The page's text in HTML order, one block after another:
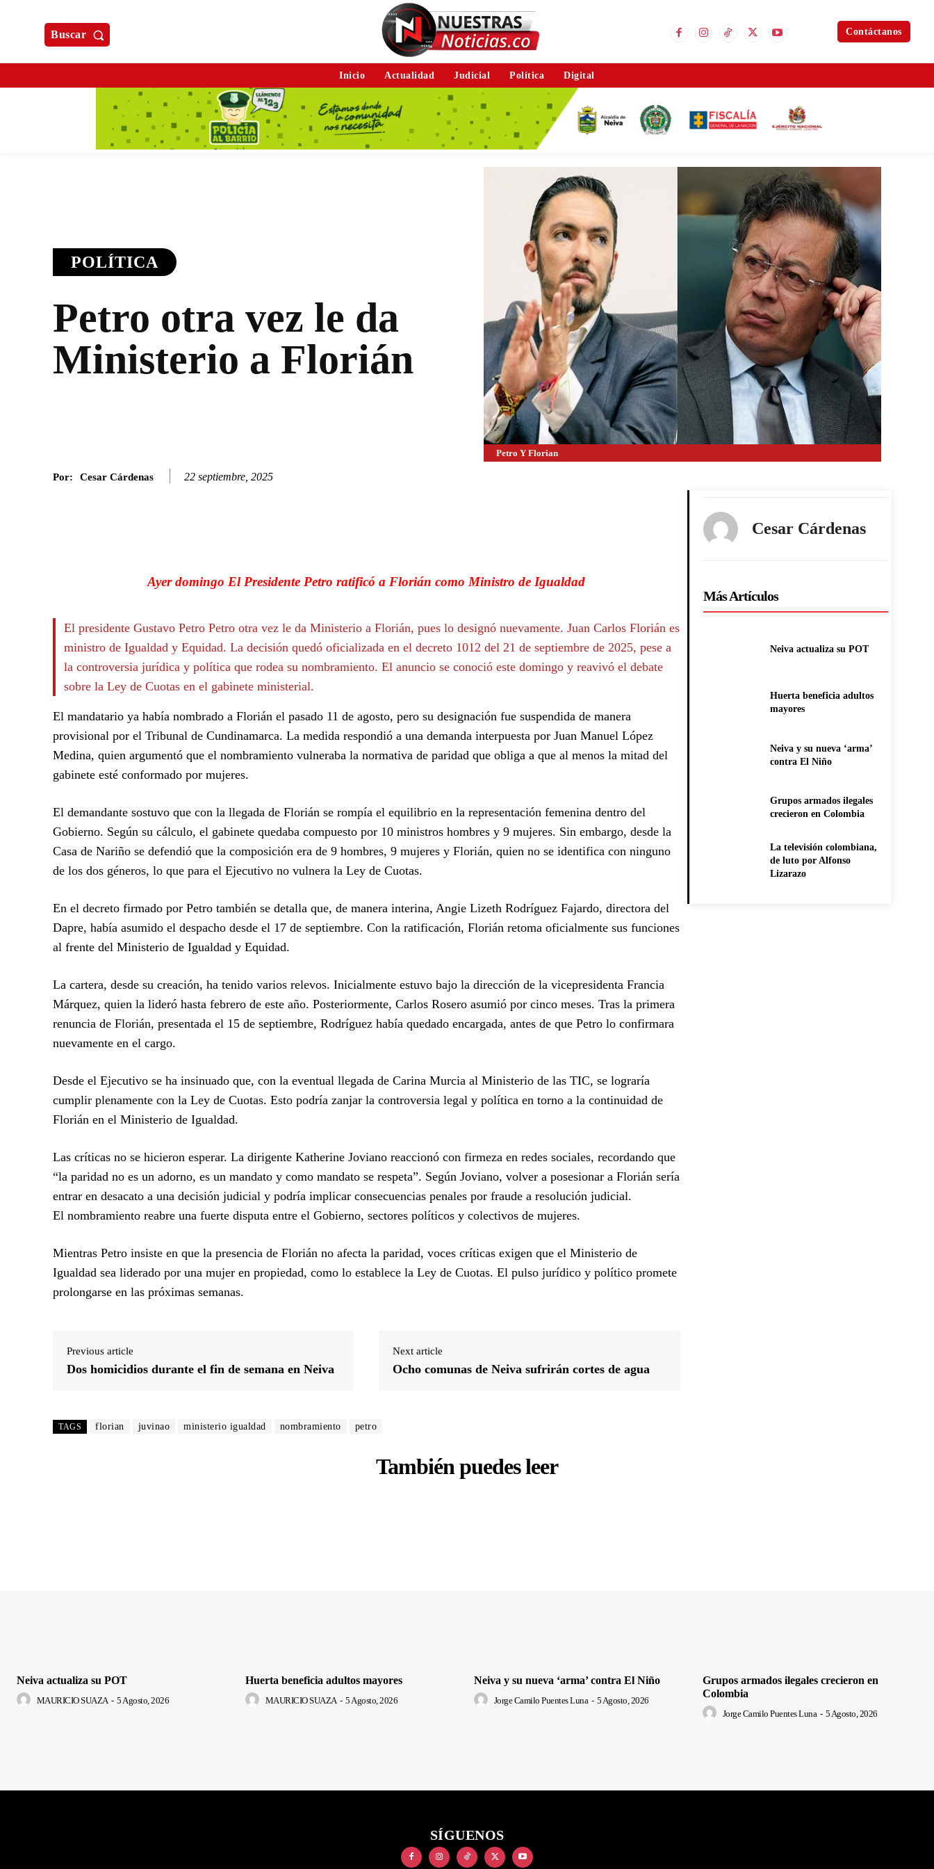
Buscar Contáctanos
Inicio Actualidad Judicial Política Digital
POLÍTICA
Petro otra vez le da
Ministerio a Florián
Petro Y Florian
Por: Cesar Cárdenas 22 septiembre, 2025
Ayer domingo El Presidente Petro ratificó a Florián como Ministro de Igualdad
El presidente Gustavo Petro Petro otra vez le da Ministerio a Florián, pues lo designó nuevamente. Juan Carlos Florián es
ministro de Igualdad y Equidad. La decisión quedó oficializada en el decreto 1012 del 21 de septiembre de 2025, pese a
la controversia jurídica y política que rodea su nombramiento. El anuncio se conoció este domingo y reavivó el debate
sobre la Ley de Cuotas en el gabinete ministerial.
El mandatario ya había nombrado a Florián el pasado 11 de agosto, pero su designación fue suspendida de manera
provisional por el Tribunal de Cundinamarca. La medida respondió a una demanda interpuesta por Juan Manuel López
Medina, quien argumentó que el nombramiento vulneraba la normativa de paridad que obliga a que al menos la mitad del
gabinete esté conformado por mujeres.
El demandante sostuvo que con la llegada de Florián se rompía el equilibrio en la representación femenina dentro del
Gobierno. Según su cálculo, el gabinete quedaba compuesto por 10 ministros hombres y 9 mujeres. Sin embargo, desde la
Casa de Nariño se defendió que la composición era de 9 hombres, 9 mujeres y Florián, quien no se identifica con ninguno
de los dos géneros, lo que para el Ejecutivo no vulnera la Ley de Cuotas.
En el decreto firmado por Petro también se detalla que, de manera interina, Angie Lizeth Rodríguez Fajardo, directora del
Dapre, había asumido el despacho desde el 17 de septiembre. Con la ratificación, Florián retoma oficialmente sus funciones
al frente del Ministerio de Igualdad y Equidad.
La cartera, desde su creación, ha tenido varios relevos. Inicialmente estuvo bajo la dirección de la vicepresidenta Francia
Márquez, quien la lideró hasta febrero de este año. Posteriormente, Carlos Rosero asumió por cinco meses. Tras la primera
renuncia de Florián, presentada el 15 de septiembre, Rodríguez había quedado encargada, antes de que Petro lo confirmara
nuevamente en el cargo.
Desde el Ejecutivo se ha insinuado que, con la eventual llegada de Carina Murcia al Ministerio de las TIC, se lograría
cumplir plenamente con la Ley de Cuotas. Esto podría zanjar la controversia legal y política en torno a la continuidad de
Florián en el Ministerio de Igualdad.
Las críticas no se hicieron esperar. La dirigente Katherine Joviano reaccionó con firmeza en redes sociales, recordando que
“la paridad no es un adorno, es un mandato y como mandato se respeta”. Según Joviano, volver a posesionar a Florián sería
entrar en desacato a una decisión judicial y podría implicar consecuencias penales por fraude a resolución judicial.
El nombramiento reabre una fuerte disputa entre el Gobierno, sectores políticos y colectivos de mujeres.
Mientras Petro insiste en que la presencia de Florián no afecta la paridad, voces críticas exigen que el Ministerio de
Igualdad sea liderado por una mujer en propiedad, como lo establece la Ley de Cuotas. El pulso jurídico y político promete
prolongarse en las próximas semanas.
Previous article
Dos homicidios durante el fin de semana en Neiva
Next article
Ocho comunas de Neiva sufrirán cortes de agua
TAGS florian juvinao ministerio igualdad nombramiento petro
Cesar Cárdenas
Más Artículos
Neiva actualiza su POT
Huerta beneficia adultos
mayores
Neiva y su nueva ‘arma’
contra El Niño
Grupos armados ilegales
crecieron en Colombia
La televisión colombiana,
de luto por Alfonso
Lizarazo
También puedes leer
Neiva actualiza su POT
MAURICIO SUAZA - 5 Agosto, 2026
Huerta beneficia adultos mayores
MAURICIO SUAZA - 5 Agosto, 2026
Neiva y su nueva ‘arma’ contra El Niño
Jorge Camilo Puentes Luna - 5 Agosto, 2026
Grupos armados ilegales crecieron en
Colombia
Jorge Camilo Puentes Luna - 5 Agosto, 2026
SÍGUENOS